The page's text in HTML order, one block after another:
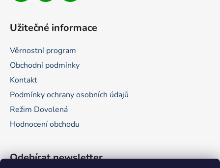
Užitečné informace
Věrnostní program
Obchodní podmínky
Kontakt
Podmínky ochrany osobních údajů
Režim Dovolená
Hodnocení obchodu
Odebírat newsletter